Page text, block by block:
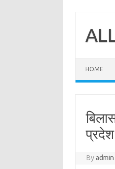
content
HOME
प्रदेश
Byadmin